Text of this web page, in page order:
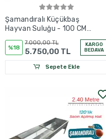
Şamandıralı Küçükbaş
Hayvan Suluğu - 100 CM -
%18
7.000,00 TL
5.750,00 TL
KARGO
BEDAVA
Sepete Ekle